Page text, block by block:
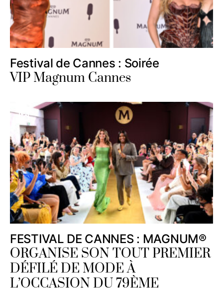
Festival de Cannes : Soirée
VIP Magnum Cannes
FESTIVAL DE CANNES : MAGNUM®
ORGANISE SON TOUT PREMIER
DÉFILÉ DE MODE À
L’OCCASION DU 79ÈME